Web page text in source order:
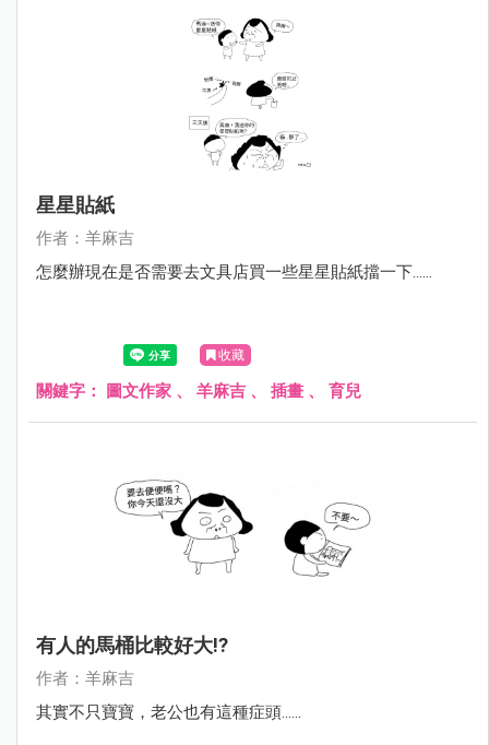
星星貼紙
作者：羊麻吉
怎麼辦現在是否需要去文具店買一些星星貼紙擋一下……
收藏
關鍵字： 圖文作家 、 羊麻吉 、 插畫 、 育兒
有人的馬桶比較好大!?
作者：羊麻吉
其實不只寶寶，老公也有這種症頭......